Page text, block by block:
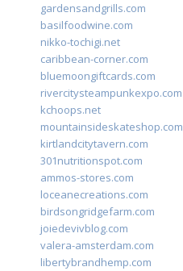
gardensandgrills.com
basilfoodwine.com
nikko-tochigi.net
caribbean-corner.com
bluemoongiftcards.com
rivercitysteampunkexpo.com
kchoops.net
mountainsideskateshop.com
kirtlandcitytavern.com
301nutritionspot.com
ammos-stores.com
loceanecreations.com
birdsongridgefarm.com
joiedevivblog.com
valera-amsterdam.com
libertybrandhemp.com